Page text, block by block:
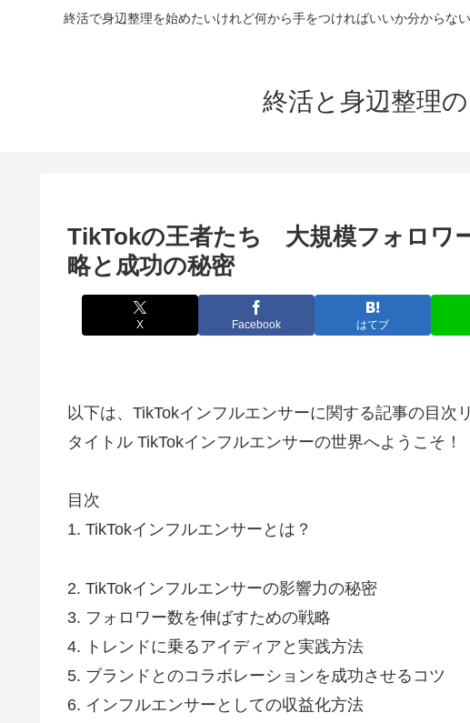
終活で身辺整理を始めたいけれど何から手をつければいいか分からな
終活と身辺整理
TikTokの王者たち 大規模フォロワ
略と成功の秘密
X Facebook はてブ
以下は、TikTokインフルエンサーに関する記事の目次
タイトル TikTokインフルエンサーの世界へようこそ！
目次
1. TikTokインフルエンサーとは？
2. TikTokインフルエンサーの影響力の秘密
3. フォロワー数を伸ばすための戦略
4. トレンドに乗るアイディアと実践方法
5. ブランドとのコラボレーションを成功させるコツ
6. インフルエンサーとしての収益化方法